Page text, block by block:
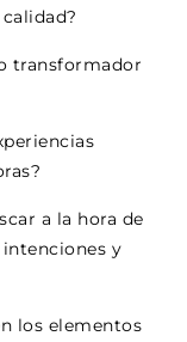
transformador
a la hora de
y
los elementos